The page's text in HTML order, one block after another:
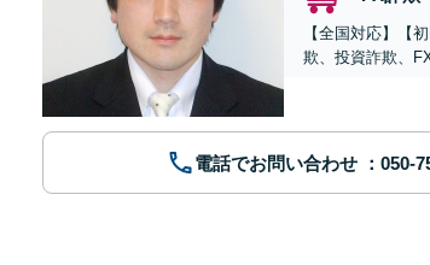
【全国対応】【
欺、投資詐欺、
電話でお問い合わせ